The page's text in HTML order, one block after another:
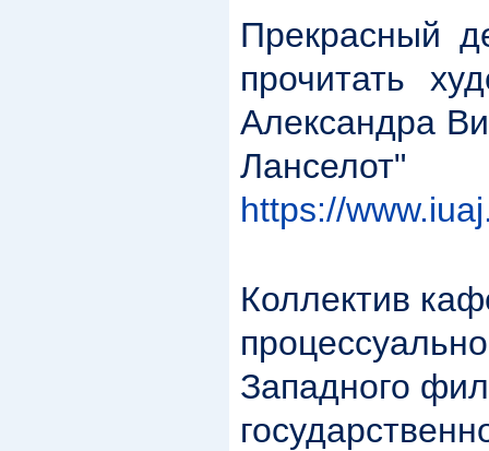
Прекрасный
прочитать
Александра
https://
Коллектив
Западного